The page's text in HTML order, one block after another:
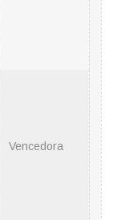
Vencedora